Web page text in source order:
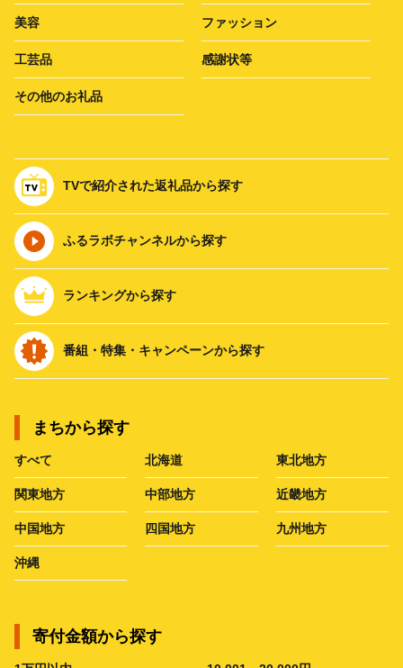
美容 ファッション
工芸品 感謝状等
その他のお礼品
TVで紹介された返礼品から探す
ふるラボチャンネルから探す
ランキングから探す
番組・特集・キャンペーンから探す
まちから探す
すべて 北海道 東北地方
関東地方 中部地方 近畿地方
中国地方 四国地方 九州地方
沖縄
寄付金額から探す